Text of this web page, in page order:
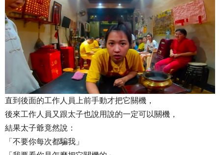
直到後面的工作人員上前手動才把它關機，
後來工作人員又跟太子也說用說的一定可以關機，
結果太子爺竟然說：
「不要你每次都騙我」